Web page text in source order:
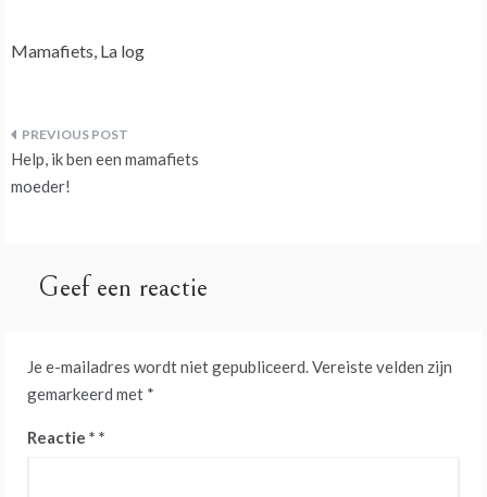
Mamafiets, La log
Bericht
navigatie
Help, ik ben een mamafiets
moeder!
Geef een reactie
Je e-mailadres wordt niet gepubliceerd.Vereiste velden zijn
gemarkeerd met *
Reactie *